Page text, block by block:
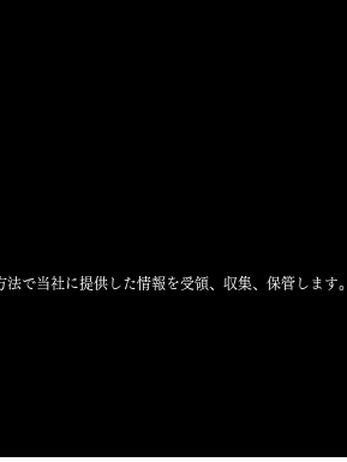
で当社に提供した情報を受領、収集、保管します